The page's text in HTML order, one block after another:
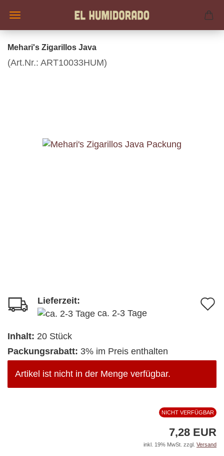
Mehari's Zigarillos Java
(Art.Nr.: ART10033HUM)
Lieferzeit:
ca. 2-3 Tage
Inhalt: 20 Stück
Packungsrabatt: 3% im Preis enthalten
Artikel ist nicht in der Menge verfügbar.
NICHT VERFÜGBAR
7,28 EUR
inkl. 19% MwSt. zzgl. Versand